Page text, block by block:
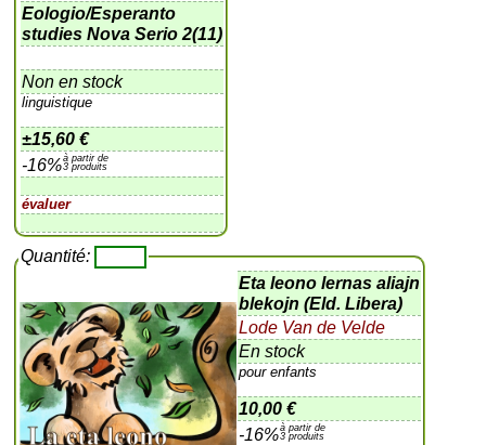
Eologio/Esperanto
studies Nova Serio 2(11)
Non en stock
linguistique
±15,60 €
-16%à partir de
3 produits
évaluer
Quantité:
Eta leono lernas aliajn
blekojn (Eld. Libera)
Lode Van de Velde
En stock
pour enfants
10,00 €
-16%à partir de
3 produits